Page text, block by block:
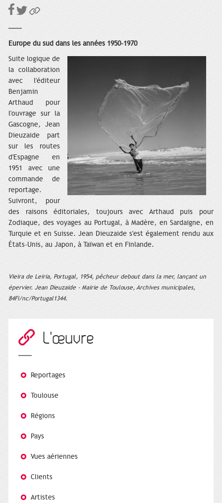
Europe du sud dans les années 1950-1970
Suite logique de
la collaboration
avec l'éditeur
Benjamin
Arthaud pour
l'ouvrage sur la
Gascogne, Jean
Dieuzaide part
sur les routes
d'Espagne en
1951 avec une
commande de
reportage.
Suivront, pour
des raisons éditoriales, toujours avec Arthaud puis pour
Zodiaque, des voyages au Portugal, à Madère, en Sardaigne, en
Turquie et en Suisse. Jean Dieuzaide s'est également rendu aux
États-Unis, au Japon, à Taïwan et en Finlande.
Vieira de Leiria, Portugal, 1954, pêcheur debout dans la mer, lançant un
épervier. Jean Dieuzaide - Mairie de Toulouse, Archives municipales,
84Fi/nc/Portugal1344.
L'œuvre
Reportages
Toulouse
Régions
Pays
Vues aériennes
Clients
Artistes